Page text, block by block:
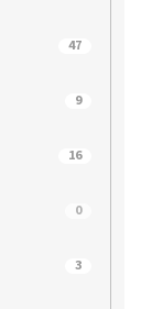
47
9
16
0
3